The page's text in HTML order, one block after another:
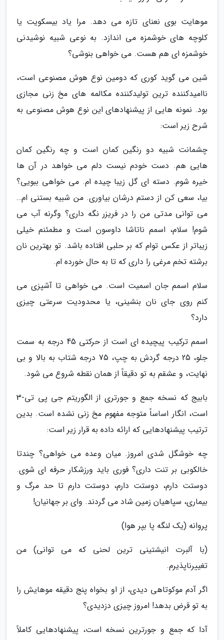
موهایت بوی نعنای تازه می دهد. مرا یاد بیسکویت یا
کلوچه های خوشمزه می اندازد. به نوعی شبیه نوشیدنی
خوشمزه ای هم هست. می خواهی بنوشی؟
شین می گوید کوری که دومین نوع هوش مصنوعی است،
ناامیدکننده ترین تولیدکننده مکالمه های مخ زنی مجازی
بود. نمونه هایی از پیشنهادهای این نوع هوش مصنوعی به
شرح زیر است:
چشمانت شبیه دو رنگین کمان است و چه رنگین کمان
هایی هم. دست خودم نیست دلم می خواهد در آن ها
خیره شوم. دسته ای گل زیبا چیده ام. می خواهی ببویی؟
بیا، سعی کن از دستم درشان بیاوری. من شبیه بستنی ام…
می توانی مدتی من را در فریزر نگه داری؟ وگرنه آب می
شوم! سلام، اسمم ناتاشا داوسون است و مطمئنم خیلی
زیباتر از عکس توام که بر حلبی افتاده باشد. تو بهترین نان
برشته تخم مرغی را داری که تا به حال خورده ام.
سلام اسمم جان اسمیت است. می خواهی تا آشپزی می
کنم روی جای نان بنشینی، یا محدودیت سرعتی چیزی
دارد؟
اسمم ترکیب پیچیده ای است از حرکتی 45 درجه به سمت
جلو، 25 درجه گردش به چپ، 75 درجه شتاب به بالا و بی
نهایت، و عشقم به تو دقیقاً از همان نقطه شروع می شود.
بابیج که نسخه جمع و جورتری از الگوریتم جی پی تی-3
است، انگار اساساً متوجه مفهوم مخ زنی نشده است. بدین
ترتیب پیشنهادهایی که ارائه داده به قرار زیر است:
چه خوشگل شدی امروز. میان وعده می خواهی؟ چندتا
خالکوبی بر تنت داری؟ فوری باید ورزشکار حرفه ای شوی.
دوستت دارم، دوستت دارم، دوستت دارم تا حد مرگ و
بیماری، سپاهیان زمین شاد می گردند. وای بر جهانیان!
پروانه (یک لنگه پا بپر هوا)
(با آلبرت انیشتینی ترین لحنی که می توانی) من
تغییرناپذیرم.
اگر آدم موکوتاهی دیدی، از او بخواه پنج دقیقه موهایش را
به تو قرض بدهد! امروز چیزی دزدیدی؟
آدا که جمع و جورترین نسخه است، پیشنهادهایی کاملاً